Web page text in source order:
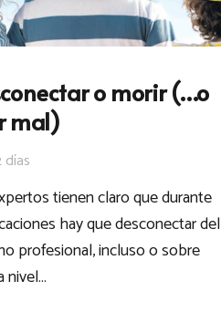
o morir (…o
mal)
días
tienen claro que durante
hay que desconectar del
profesional, incluso o sobre
nivel…